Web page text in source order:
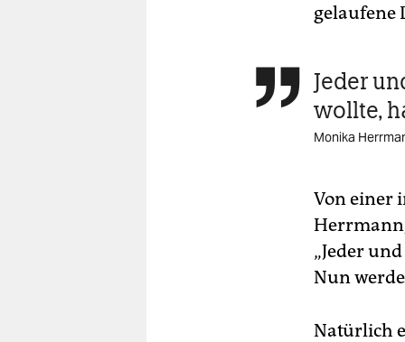
gelaufene
 Jeder
wollte,
Monika
Von einer
„Jeder
Nun
Natürlich